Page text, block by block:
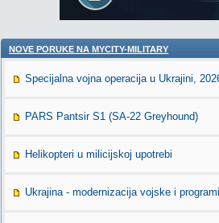
NOVE PORUKE NA MYCITY-MILITARY
Specijalna vojna operacija u Ukrajini,
PARS Pantsir S1 (SA-22 Greyhound)
Helikopteri u milicijskoj upotrebi
Ukrajina - modernizacija vojske i